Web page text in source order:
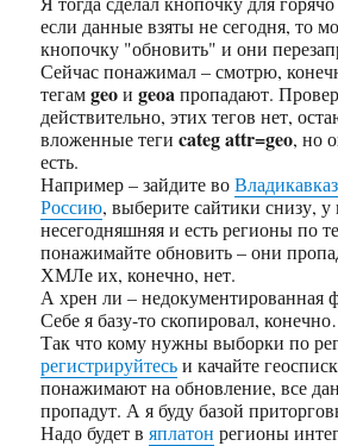
если данные взяты не сегодня, то
кнопочку "обновить" и они
Сейчас понажимал – смотрю,
тегамgeoиgeoaпропадают.
действительно, этих тегов нет,
вложенные тегиcateg attr=geo, но
есть.
Например – зайдите воВладикавказ
Россию, выберите сайтики снизу, у
несегодняшняя и есть регионы по
понажимайте обновить – они
ХМЛе их, конечно, нет.
А хрен ли – недокументированная
Себе я базу-то скопировал,
Так что кому нужны выборки по
регистрируйтесьи качайте
понажимают на обновление, все
пропадут. А я буду базой
Надо будет вяплатон регионы